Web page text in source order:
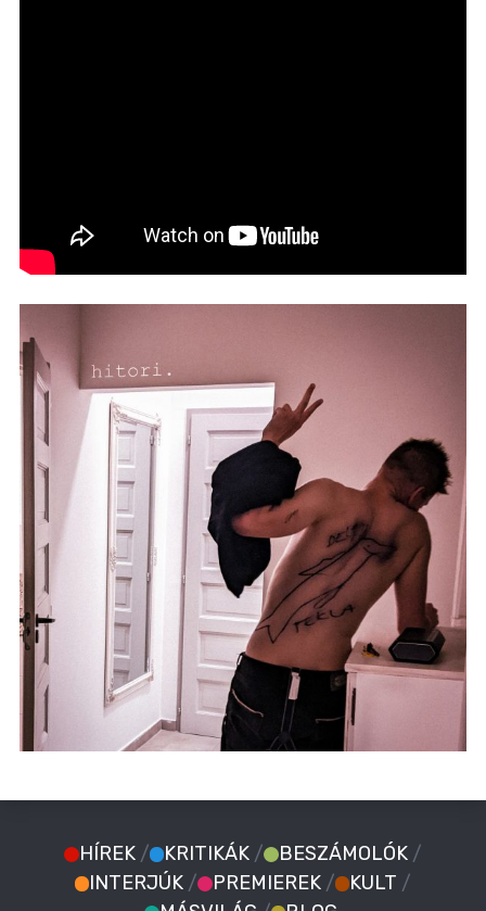
HÍREK / KRITIKÁK / BESZÁMOLÓK /
INTERJÚK / PREMIEREK / KULT /